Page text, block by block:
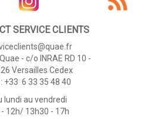
SERVICE CLIENTS
- c/o INRAE RD 10 -
Versailles Cedex
+33 6 33 35 48 40
lundi au vendredi
12h/ 13h30 - 17h